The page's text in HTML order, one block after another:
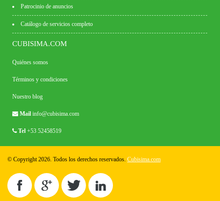
Patrocinio de anuncios
Catálogo de servicios completo
CUBISIMA.COM
Quiénes somos
Términos y condiciones
Nuestro blog
Mail info@cubisima.com
Tel +53 52458519
© Copyright 2026. Todos los derechos reservados. Cubisima.com